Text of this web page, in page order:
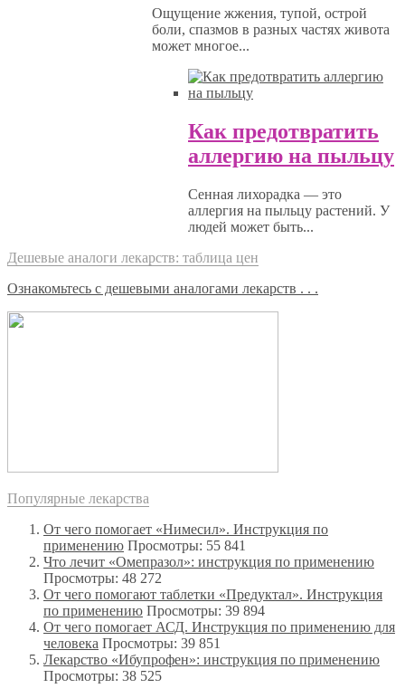
Ощущение жжения, тупой, острой
боли, спазмов в разных частях живота
может многое...
Как предотвратить
аллергию на пыльцу
Сенная лихорадка — это
аллергия на пыльцу растений. У
людей может быть...
Дешевые аналоги лекарств: таблица цен
Ознакомьтесь с дешевыми аналогами лекарств . . .
Популярные лекарства
От чего помогает «Нимесил». Инструкция по
применению Просмотры: 55 841
Что лечит «Омепразол»: инструкция по применению
Просмотры: 48 272
От чего помогают таблетки «Предуктал». Инструкция
по применению Просмотры: 39 894
От чего помогает АСД. Инструкция по применению для
человека Просмотры: 39 851
Лекарство «Ибупрофен»: инструкция по применению
Просмотры: 38 525